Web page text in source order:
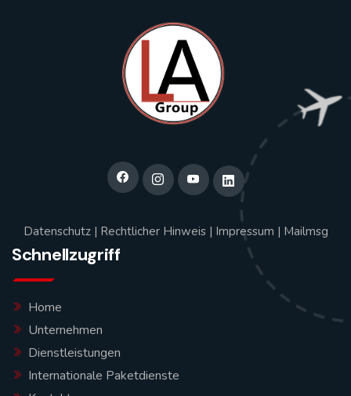
Datenschutz| Rechtlicher Hinweis| Impressum | Mailmsg
Schnellzugriff
Home
Unternehmen
Dienstleistungen
Internationale Paketdienste